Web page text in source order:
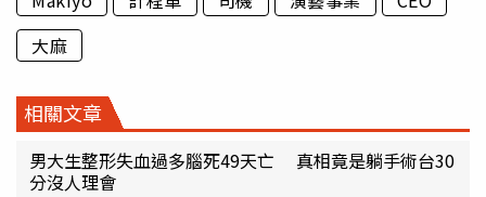
大麻
相關文章
男大生整形失血過多腦死49天亡 真相竟是躺手術台30
分沒人理會